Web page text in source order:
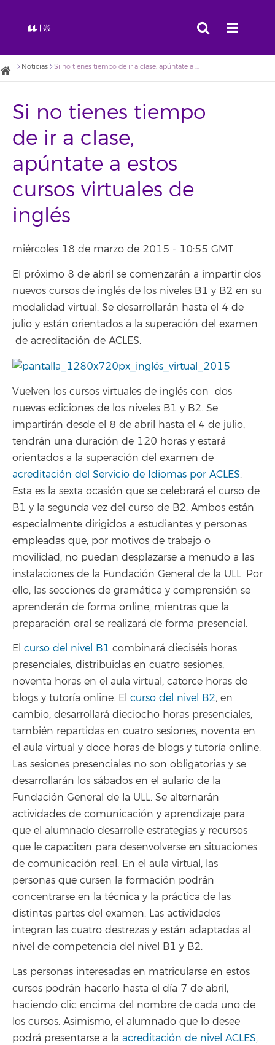
Noticias Si no tienes tiempo de ir a clase, apúntate a estos cursos virtuales de inglés
Si no tienes tiempo
de ir a clase,
apúntate a estos
cursos virtuales de
inglés
miércoles 18 de marzo de 2015 - 10:55 GMT
El próximo 8 de abril se comenzarán a impartir dos
nuevos cursos de inglés de los niveles B1 y B2 en su
modalidad virtual. Se desarrollarán hasta el 4 de
julio y están orientados a la superación del examen
de acreditación de ACLES.
Vuelven los cursos virtuales de inglés con dos
nuevas ediciones de los niveles B1 y B2. Se
impartirán desde el 8 de abril hasta el 4 de julio,
tendrán una duración de 120 horas y estará
orientados a la superación del examen de
acreditación del Servicio de Idiomas por ACLES.
Esta es la sexta ocasión que se celebrará el curso de
B1 y la segunda vez del curso de B2. Ambos están
especialmente dirigidos a estudiantes y personas
empleadas que, por motivos de trabajo o
movilidad, no puedan desplazarse a menudo a las
instalaciones de la Fundación General de la ULL. Por
ello, las secciones de gramática y comprensión se
aprenderán de forma online, mientras que la
preparación oral se realizará de forma presencial.
El curso del nivel B1 combinará dieciséis horas
presenciales, distribuidas en cuatro sesiones,
noventa horas en el aula virtual, catorce horas de
blogs y tutoría online. El curso del nivel B2, en
cambio, desarrollará dieciocho horas presenciales,
también repartidas en cuatro sesiones, noventa en
el aula virtual y doce horas de blogs y tutoría online.
Las sesiones presenciales no son obligatorias y se
desarrollarán los sábados en el aulario de la
Fundación General de la ULL. Se alternarán
actividades de comunicación y aprendizaje para
que el alumnado desarrolle estrategias y recursos
que le capaciten para desenvolverse en situaciones
de comunicación real. En el aula virtual, las
personas que cursen la formación podrán
concentrarse en la técnica y la práctica de las
distintas partes del examen. Las actividades
integran las cuatro destrezas y están adaptadas al
nivel de competencia del nivel B1 y B2.
Las personas interesadas en matricularse en estos
cursos podrán hacerlo hasta el día 7 de abril,
haciendo clic encima del nombre de cada uno de
los cursos. Asimismo, el alumnado que lo desee
podrá presentarse a la acreditación de nivel ACLES,